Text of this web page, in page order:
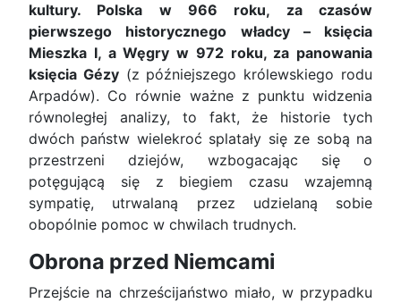
kultury. Polska w 966 roku, za czasów
pierwszego historycznego władcy – księcia
Mieszka I, a Węgry w 972 roku, za panowania
księcia Gézy(z późniejszego królewskiego rodu
Arpadów). Co równie ważne z punktu widzenia
równoległej analizy, to fakt, że historie tych
dwóch państw wielekroć splatały się ze sobą na
przestrzeni dziejów, wzbogacając się o
potęgującą się z biegiem czasu wzajemną
sympatię, utrwalaną przez udzielaną sobie
obopólnie pomoc w chwilach trudnych.
Obrona przed Niemcami
Przejście na chrześcijaństwo miało, w przypadku